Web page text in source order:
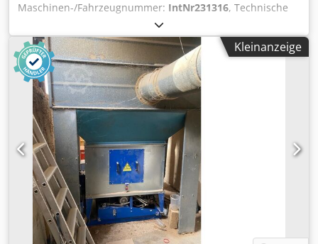
Maschinen-/Fahrzeugnummer: IntNr231316, Technische
Daten – gebr. LNS FOX IFS WS 500 Merkmal Spezifikation
Dkedpfx Apjzp Ihljwer Modell FOX IFS WS 500 Baujahr 2012
Förderleistung ca. 500 m³/h Motorleistung ca. 0,37 kW
Spannung 400 V / 50 Hz (typisch) Gewicht ca. 35 kg
Abmessungen ca. 465 × 500 × 1 145 mm (BxTxH) Filterstufen
1. Vorfilter F52. Zentrifugalabscheider3. Nachfilter F5
(optional HEPA H13) Filtrationseffizienz 99 % bei ≥ 1–2 µm
(F9), optional HEPA 99,95 % bei ≥ 0,1 µm Geräuschpegel ca.
65 dB (WS2 mod. ähnlich) Zubehör & Merkmale •
Kompaktes Design zur Montage direkt an oder neben CNC-
Maschinen • Statiff für Absaugung • Drei Reinigungsstufen
für effektive Öl- und Emulsionsnebelabscheidung •
Kartuschen-Filter wahlweise mit HEPA-Kit nachrüstbar •
Leichte Wartung, geräuscharmer Betrieb und langlebige
Filterelemente Aenderungen und Irrtuemer in den
Kleinanzeige